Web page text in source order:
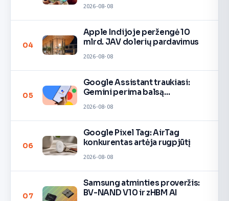
2026-08-08
04
Apple Indijoje peržengė 10
mlrd. JAV dolerių pardavimus
2026-08-08
05
Google Assistant traukiasi:
Gemini perima balsą
2026-08-08
06
Google Pixel Tag: AirTag
konkurentas artėja rugpjūtį
2026-08-08
07
Samsung atminties proveržis:
BV-NAND V10 ir zHBM AI